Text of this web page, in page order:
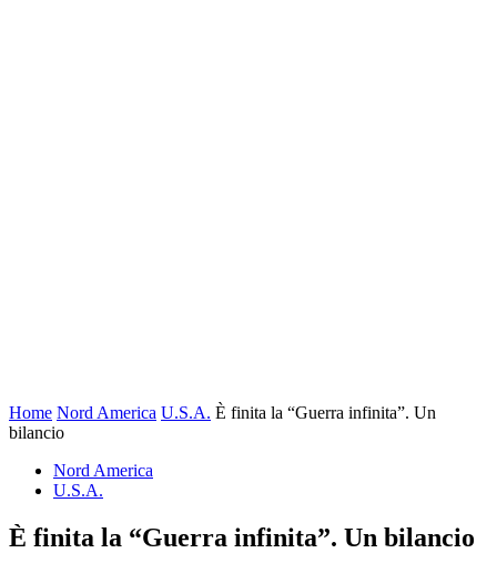
Home Nord America U.S.A. È finita la “Guerra infinita”. Un
bilancio
Nord America
U.S.A.
È finita la “Guerra infinita”. Un bilancio